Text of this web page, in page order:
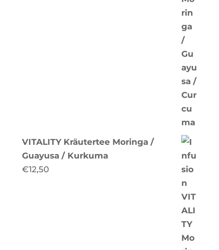
VITALITY Kräutertee Moringa /
Guayusa / Kurkuma
€12,50